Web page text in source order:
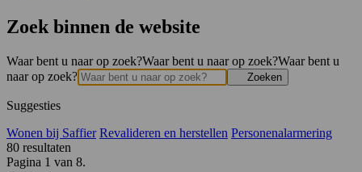
Zoek binnen de website
Waar bent u naar op zoek?Waar bent u naar op zoek?Waar bent u
naar op zoek?
Zoeken
Suggesties
Wonen bij Saffier Revalideren en herstellen Personenalarmering
80 resultaten
Pagina 1 van 8.